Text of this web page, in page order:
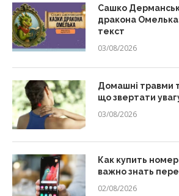
Сашко
дракона
текст
03/08/2026
Домашні травми
що звертати
03/08/2026
Как купить
важно знать
02/08/2026